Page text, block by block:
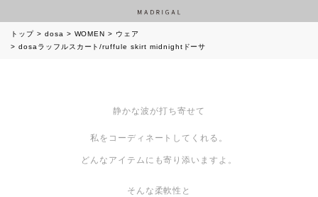
トップ dosa WOMEN
ウェア
dosaラッフルスカート/ruffule skirt midnightドーサ
静かな波が打ち寄せて
私をコーディネートしてくれる。
どんなアイテムにも寄り添いますよ。
そんな柔軟性と